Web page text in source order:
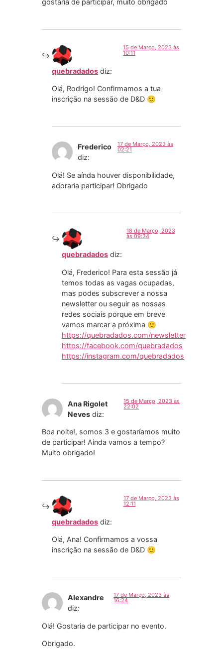
gostaria de participar, muito obrigado
quebradados diz:
15 de Março, 2023 às
10:11
Olá, Rodrigo! Confirmamos a tua
inscrição na sessão de D&D 🙂
Frederico
diz:
17 de Março, 2023 às
02:21
Olá! Se aínda houver disponibilidade,
adoraria participar! Obrigado
quebradados diz:
18 de Março, 2023
às 09:34
Olá, Frederico! Para esta sessão já
temos todas as vagas ocupadas,
mas podes subscrever a nossa
newsletter ou seguir as nossas
redes sociais porque em breve
vamos marcar a próxima 🙂
https://quebradados.com/newsletter
https://facebook.com/quebradados
https://instagram.com/quebradados
Ana Rigolet
Neves diz:
15 de Março, 2023 às
22:02
Boa noite!, somos 3 e gostaríamos muito
de participar! Ainda vamos a tempo?
Muito obrigado!
quebradados diz:
17 de Março, 2023 às
12:11
Olá, Ana! Confirmamos a vossa
inscrição na sessão de D&D 🙂
Alexandre
diz:
17 de Março, 2023 às
16:24
Olá! Gostaria de participar no evento.
Obrigado.